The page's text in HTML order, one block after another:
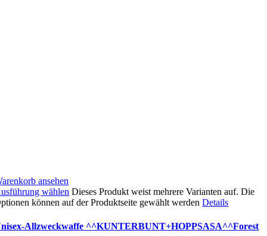
ansehen
wählen Dieses Produkt weist mehrere Varianten auf. Die
können auf der Produktseite gewählt werdenDetails
Allzweckwaffe ^^KUNTERBUNT+HOPPSASA^^Forest